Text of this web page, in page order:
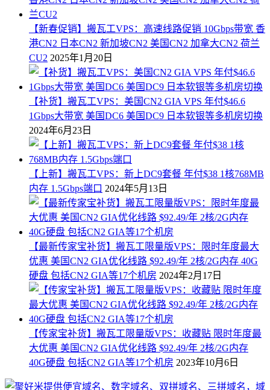
【新春促销】搬瓦工VPS：高速线路促销 10Gbps带宽 香
港CN2 日本CN2 新加坡CN2 美国CN2 加拿大CN2 荷兰
CU2 2025年1月20日
【补货】搬瓦工VPS：美国CN2 GIA VPS 年付$46.6
1Gbps大带宽 美国DC6 美国DC9 日本软银等多机房切换
2024年6月23日
【上新】搬瓦工VPS：新上DC9套餐 年付$38 1核768MB
内存 1.5Gbps端口 2024年5月13日
【最新传家宝补货】搬瓦工限量版VPS：限时年度最大
优惠 美国CN2 GIA优化线路 $92.49/年 2核/2G内存 40G
硬盘 包括CN2 GIA等17个机房 2024年2月17日
【传家宝补货】搬瓦工限量版VPS：收藏贴 限时年度最
大优惠 美国CN2 GIA优化线路 $92.49/年 2核/2G内存
40G硬盘 包括CN2 GIA等17个机房 2023年10月6日